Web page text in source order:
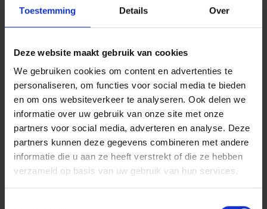
Toestemming Details Over
Deze website maakt gebruik van cookies
We gebruiken cookies om content en advertenties te
personaliseren, om functies voor social media te bieden
en om ons websiteverkeer te analyseren. Ook delen we
informatie over uw gebruik van onze site met onze
partners voor social media, adverteren en analyse. Deze
partners kunnen deze gegevens combineren met andere
informatie die u aan ze heeft verstrekt of die ze hebben
verzameld op basis van uw gebruik van hun services.
spaart. En afhankelijk van uw persoonlijke
financiële situatie kunt u ook even niets of een
Wat met de belastingen als u
uw kapitaal opneemt?
Op elke premie is een
verzekeringstaks van
verschuldigd. Op uw 60 ste
verjaardag
anticipatieve heffing van 10%
op uw opgebouwde reserve. De eventuele
winstdeelname op het tak 21-gedeelte is
vrijgesteld van deze belasting. Begon u met
langetermijnsparen na uw 55
ste